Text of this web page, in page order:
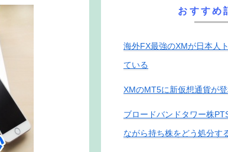
おすすめ
海外FX最強のXMが日本人
ている
XMのMT5に新仮想通貨が登
ブロードバンドタワー株
ながら持ち株をどう処分す